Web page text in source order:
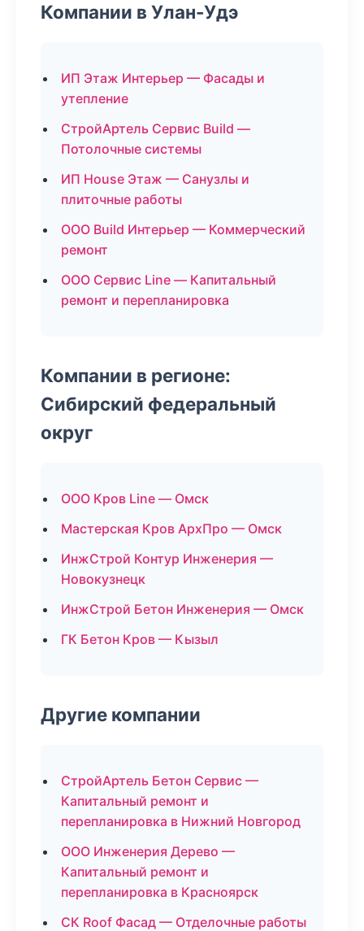
Компании в Улан-Удэ
ИП Этаж Интерьер — Фасады и
утепление
СтройАртель Сервис Build —
Потолочные системы
ИП House Этаж — Санузлы и
плиточные работы
ООО Build Интерьер — Коммерческий
ремонт
ООО Сервис Line — Капитальный
ремонт и перепланировка
Компании в регионе:
Сибирский федеральный
округ
ООО Кров Line — Омск
Мастерская Кров АрхПро — Омск
ИнжСтрой Контур Инженерия —
Новокузнецк
ИнжСтрой Бетон Инженерия — Омск
ГК Бетон Кров — Кызыл
Другие компании
СтройАртель Бетон Сервис —
Капитальный ремонт и
перепланировка в Нижний Новгород
ООО Инженерия Дерево —
Капитальный ремонт и
перепланировка в Красноярск
СК Roof Фасад — Отделочные работы